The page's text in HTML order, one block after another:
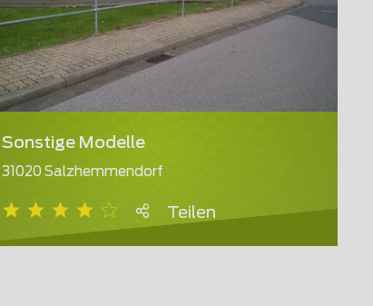
Sonstige Modelle
31020 Salzhemmendorf
Teilen